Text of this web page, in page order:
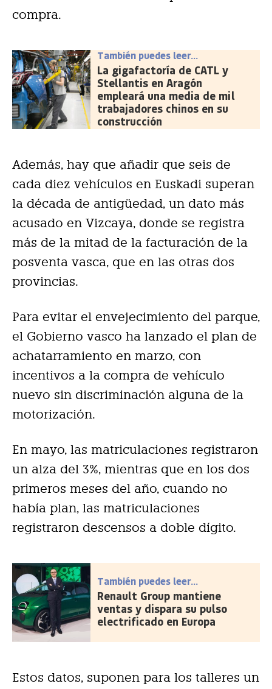
compra.
También puedes leer...
La gigafactoría de CATL y
Stellantis en Aragón
empleará una media de mil
trabajadores chinos en su
construcción
Además, hay que añadir que seis de
cada diez vehículos en Euskadi superan
la década de antigüedad, un dato más
acusado en Vizcaya, donde se registra
más de la mitad de la facturación de la
posventa vasca, que en las otras dos
provincias.
Para evitar el envejecimiento del parque,
el Gobierno vasco ha lanzado el plan de
achatarramiento en marzo, con
incentivos a la compra de vehículo
nuevo sin discriminación alguna de la
motorización.
En mayo, las matriculaciones registraron
un alza del 3%, mientras que en los dos
primeros meses del año, cuando no
había plan, las matriculaciones
registraron descensos a doble dígito.
También puedes leer...
Renault Group mantiene
ventas y dispara su pulso
electrificado en Europa
Estos datos, suponen para los talleres un